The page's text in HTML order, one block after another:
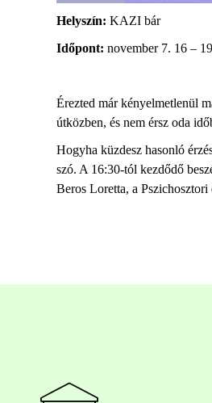
Helyszín: KAZI bár
Időpont: november 7. 16 –
Érezted már kényelmetlenül
útközben, és nem érsz oda
Hogyha küzdesz hasonló
szó. A 16:30-tól kezdődő
Beros Loretta, a